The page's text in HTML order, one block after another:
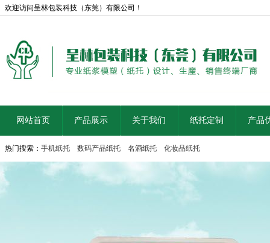
欢迎访问呈林包装科技（东莞）有限公司！
网站首页 产品展示 关于我们 纸托定制 产品
热门搜索： 手机纸托 数码产品纸托 名酒纸托 化妆品纸托